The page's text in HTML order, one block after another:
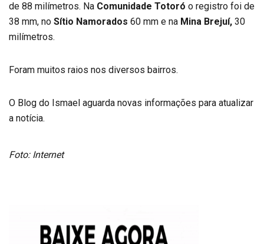
de 88 milímetros. Na Comunidade Totoró o registro foi de
38 mm, no Sítio Namorados 60 mm e na Mina Brejuí, 30
milímetros.
Foram muitos raios nos diversos bairros.
O Blog do Ismael aguarda novas informações para atualizar
a notícia.
Foto: Internet